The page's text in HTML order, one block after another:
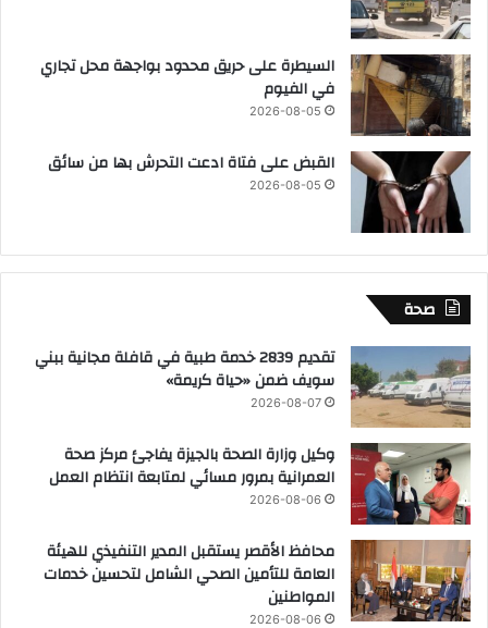
السيطرة على حريق محدود بواجهة محل تجاري
في الفيوم
2026-08-05
القبض على فتاة ادعت التحرش بها من سائق
2026-08-05
صحة
تقديم 2839 خدمة طبية في قافلة مجانية ببني
سويف ضمن «حياة كريمة»
2026-08-07
وكيل وزارة الصحة بالجيزة يفاجئ مركز صحة
العمرانية بمرور مسائي لمتابعة انتظام العمل
2026-08-06
محافظ الأقصر يستقبل المدير التنفيذي للهيئة
العامة للتأمين الصحي الشامل لتحسين خدمات
المواطنين
2026-08-06